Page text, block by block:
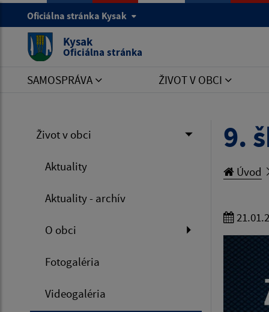
Oficiálna stránka Kysak
Kysak
Oficiálna stránka
SAMOSPRÁVA ŽIVOT V OBCI
Život v obci
Aktuality
Aktuality - archív
O obci
Fotogaléria
Videogaléria
9.
Úvod